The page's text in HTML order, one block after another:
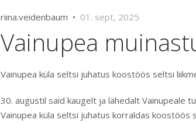
riina.veidenbaum • 01. sept, 2025
Vainupea
Vainupea küla seltsi juhatus koostöös seltsi
30. augustil said kaugelt ja lähedalt Vainupeale
Vainupea küla seltsi juhatus korraldas koostöös